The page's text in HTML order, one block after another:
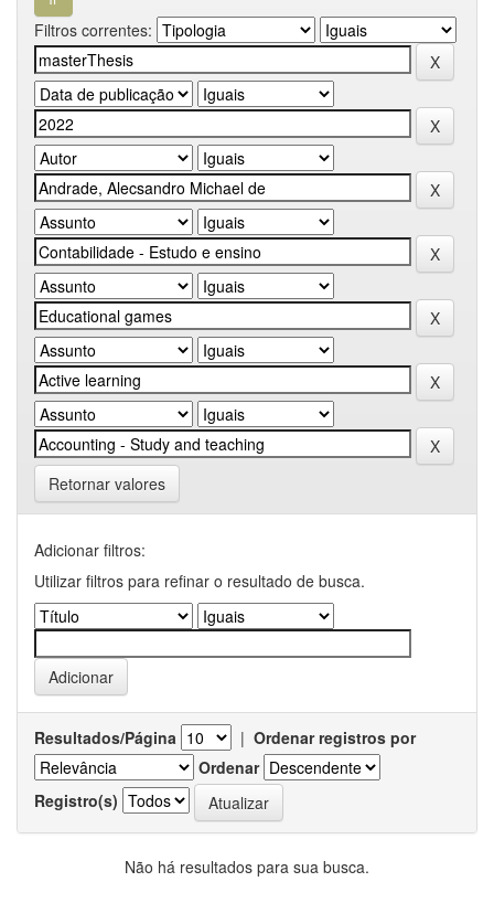
Filtros correntes:
Retornar valores
Adicionar filtros:
Utilizar filtros para refinar o resultado de busca.
Resultados/Página | Ordenar registros por
Ordenar
Registro(s)
Não há resultados para sua busca.